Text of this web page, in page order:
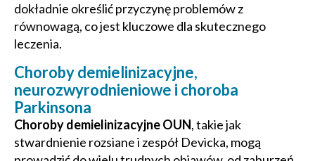
dokładnie określić przyczynę problemów z
równowagą, co jest kluczowe dla skutecznego
leczenia.
Choroby demielinizacyjne,
neurozwyrodnieniowe i choroba
Parkinsona
Choroby demielinizacyjne OUN, takie jak
stwardnienie rozsiane i zespół Devicka, mogą